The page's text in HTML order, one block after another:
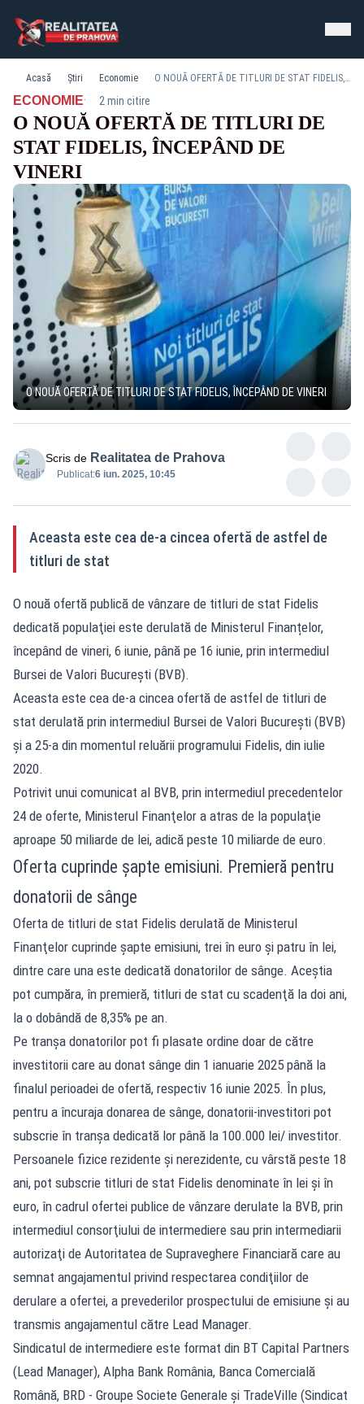
Acasă Știri Economie O NOUĂ OFERTĂ DE TITLURI DE STAT FIDELIS, ÎNCEPÂND DE VINERI
ECONOMIE· 2 min citire
O NOUĂ OFERTĂ DE TITLURI DE
STAT FIDELIS, ÎNCEPÂND DE
VINERI
O NOUĂ OFERTĂ DE TITLURI DE STAT FIDELIS, ÎNCEPÂND DE VINERI
Scris de Realitatea de Prahova
Publicat:6 iun. 2025, 10:45
Aceasta este cea de-a cincea ofertă de astfel de
titluri de stat
O nouă ofertă publică de vânzare de titluri de stat Fidelis
dedicată populaţiei este derulată de Ministerul Finanțelor,
începând de vineri, 6 iunie, până pe 16 iunie, prin intermediul
Bursei de Valori Bucureşti (BVB).
Aceasta este cea de-a cincea ofertă de astfel de titluri de
stat derulată prin intermediul Bursei de Valori Bucureşti (BVB)
şi a 25-a din momentul reluării programului Fidelis, din iulie
2020.
Potrivit unui comunicat al BVB, prin intermediul precedentelor
24 de oferte, Ministerul Finanţelor a atras de la populaţie
aproape 50 miliarde de lei, adică peste 10 miliarde de euro.
Oferta cuprinde șapte emisiuni. Premieră pentru
donatorii de sânge
Oferta de titluri de stat Fidelis derulată de Ministerul
Finanţelor cuprinde şapte emisiuni, trei în euro şi patru în lei,
dintre care una este dedicată donatorilor de sânge. Aceștia
pot cumpăra, în premieră, titluri de stat cu scadenţă la doi ani,
la o dobândă de 8,35% pe an.
Pe tranşa donatorilor pot fi plasate ordine doar de către
investitorii care au donat sânge din 1 ianuarie 2025 până la
finalul perioadei de ofertă, respectiv 16 iunie 2025. În plus,
pentru a încuraja donarea de sânge, donatorii-investitori pot
subscrie în tranşa dedicată lor până la 100.000 lei/ investitor.
Persoanele fizice rezidente şi nerezidente, cu vârstă peste 18
ani, pot subscrie titluri de stat Fidelis denominate în lei şi în
euro, în cadrul ofertei publice de vânzare derulate la BVB, prin
intermediul consorţiului de intermediere sau prin intermediarii
autorizaţi de Autoritatea de Supraveghere Financiară care au
semnat angajamentul privind respectarea condiţiilor de
derulare a ofertei, a prevederilor prospectului de emisiune şi au
transmis angajamentul către Lead Manager.
Sindicatul de intermediere este format din BT Capital Partners
(Lead Manager), Alpha Bank România, Banca Comercială
Română, BRD - Groupe Societe Generale şi TradeVille (Sindicat